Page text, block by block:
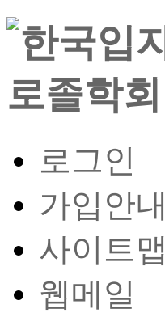
로그인
가입안내
사이트맵
웹메일